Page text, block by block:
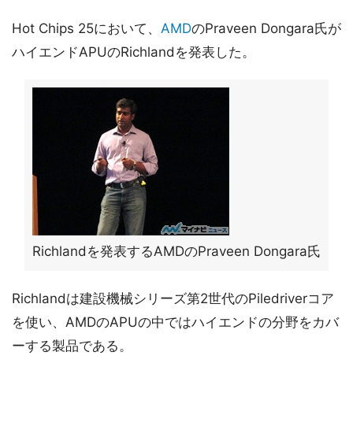
Hot Chips 25において、 AMDのPraveen Dongara氏が
ハイエンドAPUのRichlandを発表した。
Richlandを発表するAMDのPraveen Dongara氏
Richlandは建設機械シリーズ第2世代のPiledriverコア
を使い、AMDのAPUの中ではハイエンドの分野をカバ
ーする製品である。